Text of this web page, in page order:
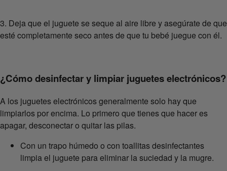
3. Deja que el juguete se seque al aire libre y asegúrate de que
esté completamente seco antes de que tu bebé juegue con él.
¿Cómo desinfectar y limpiar juguetes electrónicos?
A los juguetes electrónicos generalmente solo hay que
limpiarlos por encima. Lo primero que tienes que hacer es
apagar, desconectar o quitar las pilas.
Con un trapo húmedo o con toallitas desinfectantes
limpia el juguete para eliminar la suciedad y la mugre.